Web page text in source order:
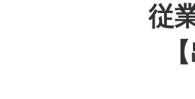
従